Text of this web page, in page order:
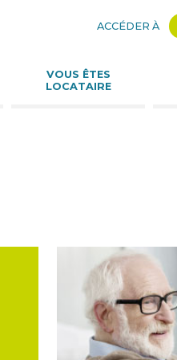
Aller
ACCÉDER À
VOUS ÊTES
LOCATAIRE